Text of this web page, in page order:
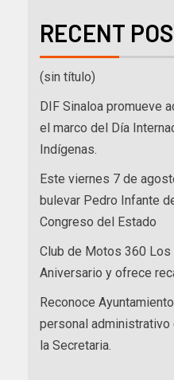
RECENT
(sin título)
DIF Sinaloa promueve
el marco del Día
Indígenas.
Este viernes 7 de
bulevar Pedro Infante
Congreso del Estado
Club de Motos 360
Aniversario y ofrece
Reconoce
personal
la Secretaria.